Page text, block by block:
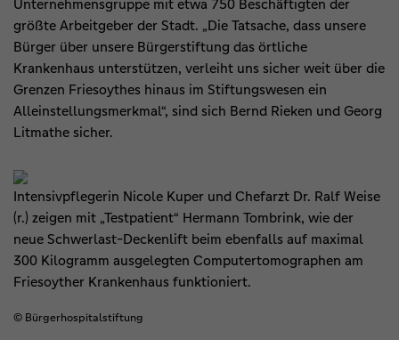
Unternehmensgruppe mit etwa 750 Beschäftigten der
größte Arbeitgeber der Stadt. „Die Tatsache, dass unsere
Bürger über unsere Bürgerstiftung das örtliche
Krankenhaus unterstützen, verleiht uns sicher weit über die
Grenzen Friesoythes hinaus im Stiftungswesen ein
Alleinstellungsmerkmal“, sind sich Bernd Rieken und Georg
Litmathe sicher.
Intensivpflegerin Nicole Kuper und Chefarzt Dr. Ralf Weise
(r.) zeigen mit „Testpatient“ Hermann Tombrink, wie der
neue Schwerlast-Deckenlift beim ebenfalls auf maximal
300 Kilogramm ausgelegten Computertomographen am
Friesoyther Krankenhaus funktioniert.
© Bürgerhospitalstiftung